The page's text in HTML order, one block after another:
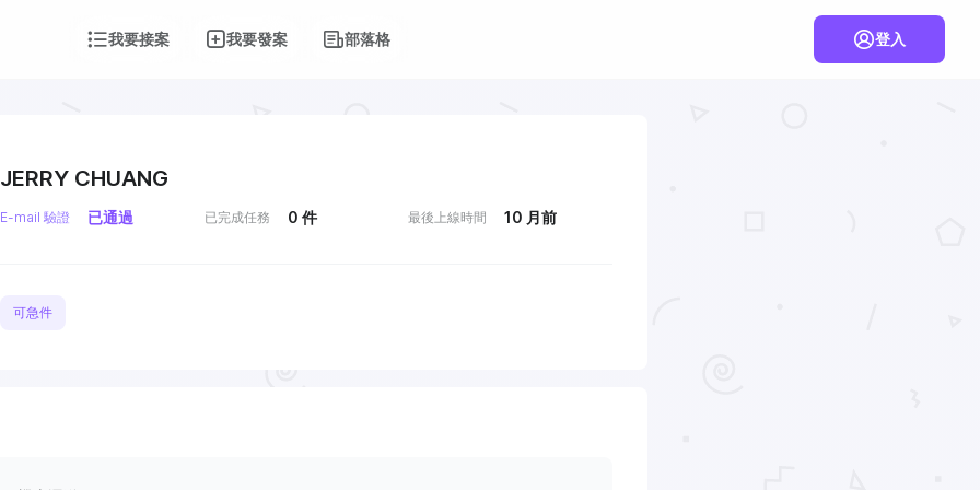
我要接案 我要發案 部落格 登入
JERRY CHUANG
E-mail 驗證 已通過 已完成任務 0 件 最後上線時間 10 月前
可急件